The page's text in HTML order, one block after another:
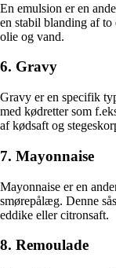
En emulsion er en
en stabil blanding af to
olie og vand.
6. Gravy
Gravy er en specifik
med kødretter som
af kødsaft og
7. Mayonnaise
Mayonnaise er en
smørepålæg. Denne
eddike eller citronsaft.
8. Remoulade